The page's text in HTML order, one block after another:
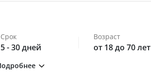
Срок
5 - 30 дней
Возраст
от 18 до 70 лет